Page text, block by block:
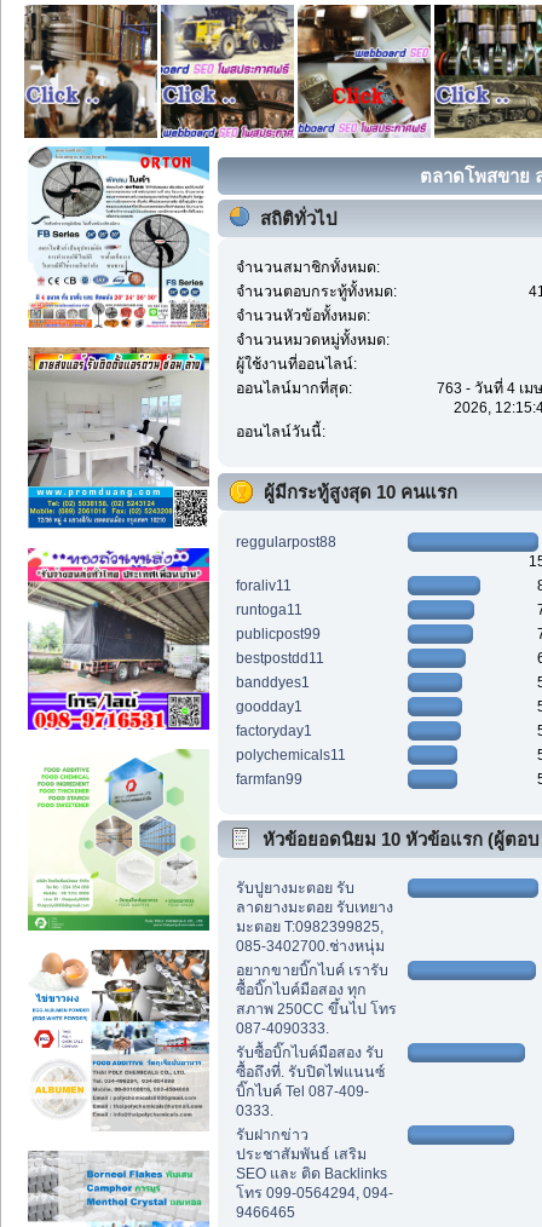
ตลาดโพสขาย
สถิติทั่วไป
จำนวนสมาชิกทั้งหมด:
จำนวนตอบกระทู้ทั้งหมด:
จำนวนหัวข้อทั้งหมด:
จำนวนหมวดหมู่ทั้งหมด:
ผู้ใช้งานที่ออนไลน์:
ออนไลน์มากที่สุด:
763 - วันที่ 4 เม
2026,
ออนไลน์วันนี้:
ผู้มีกระทู้สูงสุด 10 คนแรก
reggularpost88
foraliv11
runtoga11
publicpost99
bestpostdd11
banddyes1
goodday1
factoryday1
polychemicals11
farmfan99
หัวข้อยอดนิยม 10 หัวข้อแรก (ผู้ตอบ
สูงสุด)
รับปูยางมะตอย รับ
ลาดยางมะตอย รับเทยาง
มะตอย T:0982399825,
085-3402700.ช่างหนุ่ม
อยากขายบิ๊กไบค์ เรารับ
ซื้อบิ๊กไบค์มือสอง ทุก
สภาพ 250CC ขึ้นไป โทร
087-4090333.
รับซื้อบิ๊กไบค์มือสอง รับ
ซื้อถึงที่. รับปิดไฟแนนซ์
บิ๊กไบค์ Tel 087-409-
0333.
รับฝากข่าว
ประชาสัมพันธ์ เสริม
SEO และ ติด Backlinks
โทร 099-0564294, 094-
9466465